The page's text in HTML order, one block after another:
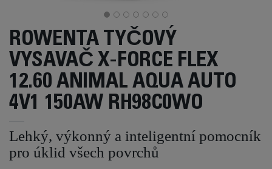
ROWENTA TYČOVÝ
VYSAVAČ X-FORCE FLEX
12.60 ANIMAL AQUA AUTO
4V1 150AW RH98C0WO
Lehký, výkonný a inteligentní pomocník
pro úklid všech povrchů